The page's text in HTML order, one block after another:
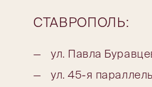
СТАВРОПОЛЬ:
ул. Павла
ул. 45-я